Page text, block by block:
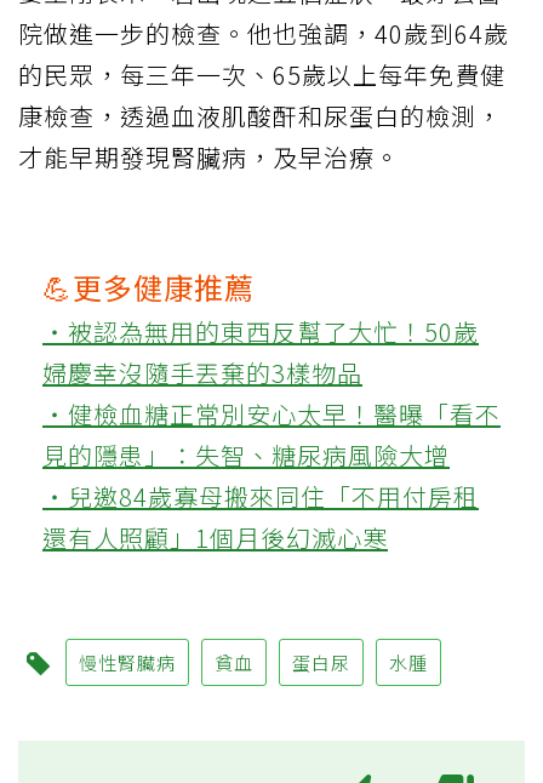
院做進一步的檢查。他也強調，40歲到64歲
的民眾，每三年一次、65歲以上每年免費健
康檢查，透過血液肌酸酐和尿蛋白的檢測，
才能早期發現腎臟病，及早治療。
💪更多健康推薦
‧被認為無用的東西反幫了大忙！50歲
婦慶幸沒隨手丟棄的3樣物品
‧健檢血糖正常別安心太早！醫曝「看不
見的隱患」：失智、糖尿病風險大增
‧兒邀84歲寡母搬來同住「不用付房租
還有人照顧」1個月後幻滅心寒
慢性腎臟病 貧血 蛋白尿 水腫